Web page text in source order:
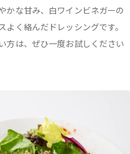
かな甘み、白ワインビネガーの
く絡んだドレッシングです。
方は、ぜひ一度お試しください